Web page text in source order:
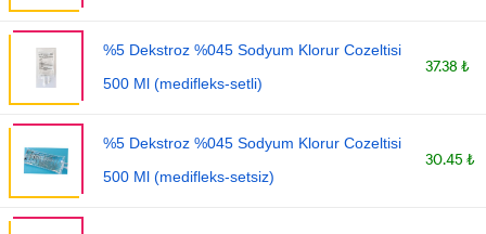
%5 Dekstroz %045 Sodyum Klorur Cozeltisi
500 Ml (medifleks-setli)
37.38 ₺
%5 Dekstroz %045 Sodyum Klorur Cozeltisi
500 Ml (medifleks-setsiz)
30.45 ₺